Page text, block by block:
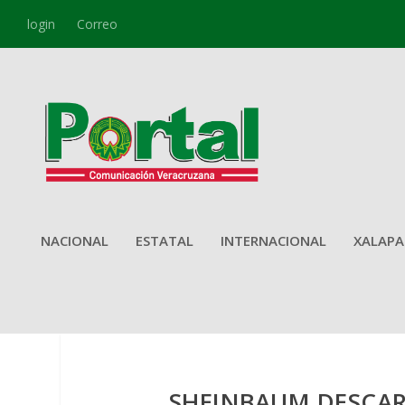
login Correo
NACIONAL ESTATAL INTERNACIONAL XALAPA